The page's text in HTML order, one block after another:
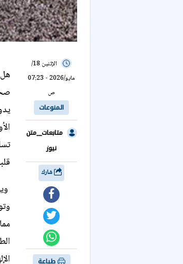
الإثنين 18/
مايو/2026 - 07:23
ص
المنوعات
متابعات__متن
نيوز
طباعة